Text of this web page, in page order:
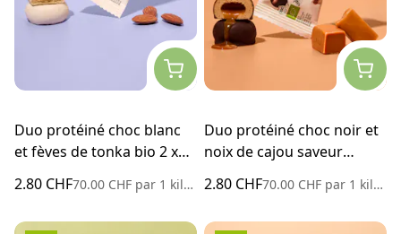
Duo protéiné choc blanc
et fèves de tonka bio 2 x
2.80 CHF70.00 CHF par 1 kilogramme
Duo protéiné choc noir et
noix de cajou saveur
2.80 CHF70.00 CHF par 1 kilogramme